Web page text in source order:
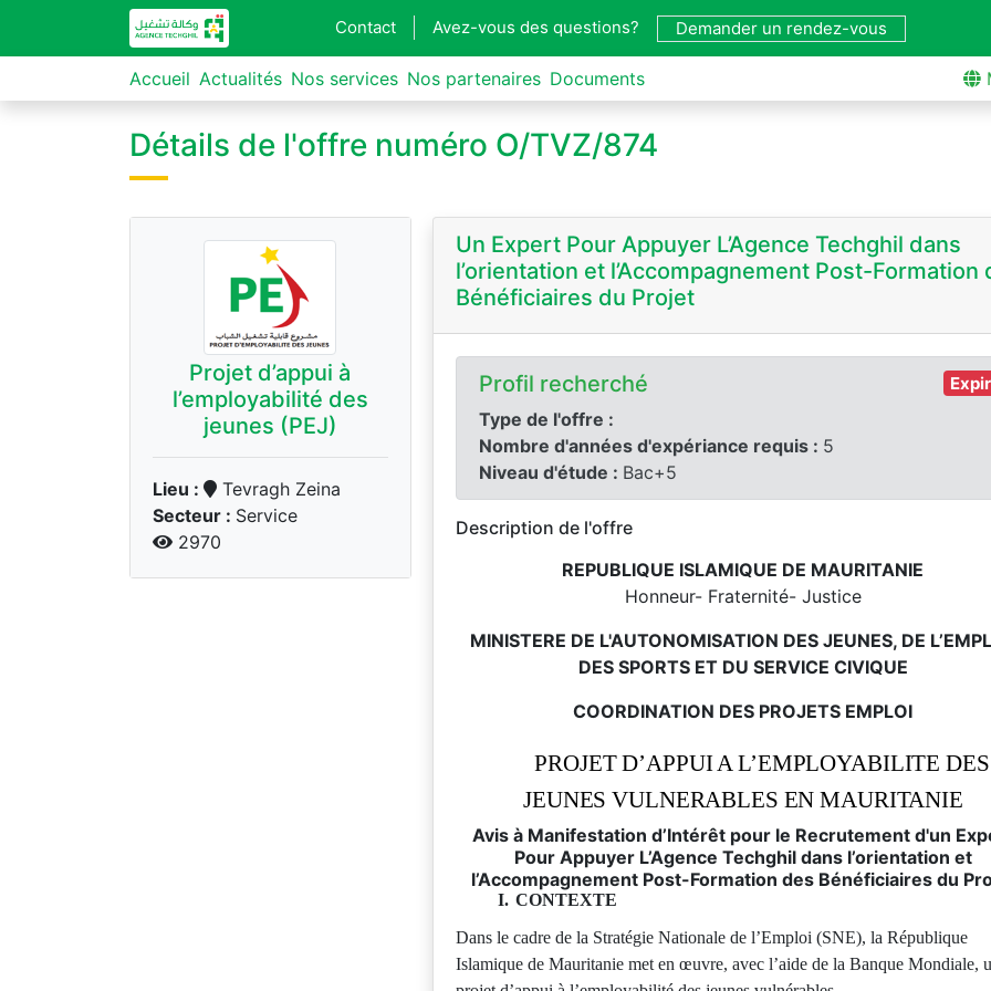
Contact Avez-vous des questions? Demander un rendez-vous
Accueil Actualités Nos services Nos partenaires Documents
Détails de l'offre numéro O/TVZ/874
Projet d’appui à
l’employabilité des
jeunes (PEJ)
Lieu :
Tevragh Zeina
Secteur : Service
2970
Un Expert Pour Appuyer L’Agence Techghil dans
l’orientation et l’Accompagnement Post-Formation
Bénéficiaires du Projet
Profil recherché
Type de l'offre :
Nombre d'années d'expériance requis : 5
Niveau d'étude : Bac+5
Description de l'offre
REPUBLIQUE ISLAMIQUE DE MAURITANIE
Honneur- Fraternité- Justice
MINISTERE DE L'AUTONOMISATION DES JEUNES, DE
DES SPORTS ET DU SERVICE CIVIQUE
COORDINATION DES PROJETS EMPLOI
PROJET D’APPUI A L’EMPLOYABILITE DES
JEUNES VULNERABLES EN MAURITANIE
Avis à Manifestation d’Intérêt pour le Recrutement d'un
Pour Appuyer L’Agence Techghil dansl’orientation et
l’Accompagnement Post-Formation des Bénéficiaires du
I. CONTEXTE
Dans le cadre de la Stratégie Nationale de l’Emploi (SNE), la République
Islamique de Mauritanie met en œuvre, avec l’aide de la Banque Mondiale,